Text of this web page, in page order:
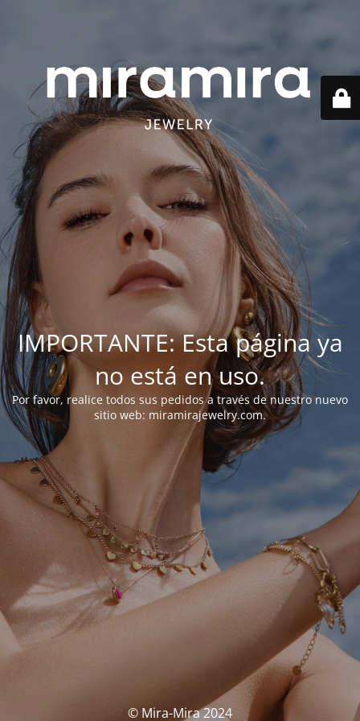
IMPORTANTE: Esta página ya
no está en uso.
Por favor, realice todos sus pedidos a través de nuestro nuevo
sitio web: miramirajewelry.com.
© Mira-Mira 2024